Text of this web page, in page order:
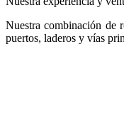
Nuestra combinación de
puertos, laderos y vías